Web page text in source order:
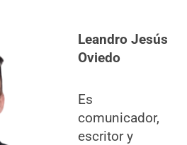
Leandro Jesús
Oviedo
Es
comunicador,
escritor y